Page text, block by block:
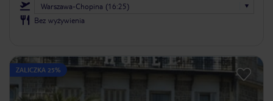
Warszawa-Chopina (16:25)
Bez wyżywienia
ZALICZKA 25%